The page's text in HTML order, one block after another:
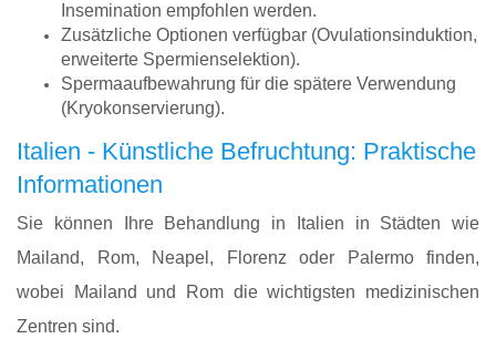
Insemination empfohlen werden.
Zusätzliche Optionen verfügbar (Ovulationsinduktion,
erweiterte Spermienselektion).
Spermaaufbewahrung für die spätere Verwendung
(Kryokonservierung).
Italien - Künstliche Befruchtung: Praktische
Informationen
Sie können Ihre Behandlung in Italien in Städten wie
Mailand, Rom, Neapel, Florenz oder Palermo finden,
wobei Mailand und Rom die wichtigsten medizinischen
Zentren sind.